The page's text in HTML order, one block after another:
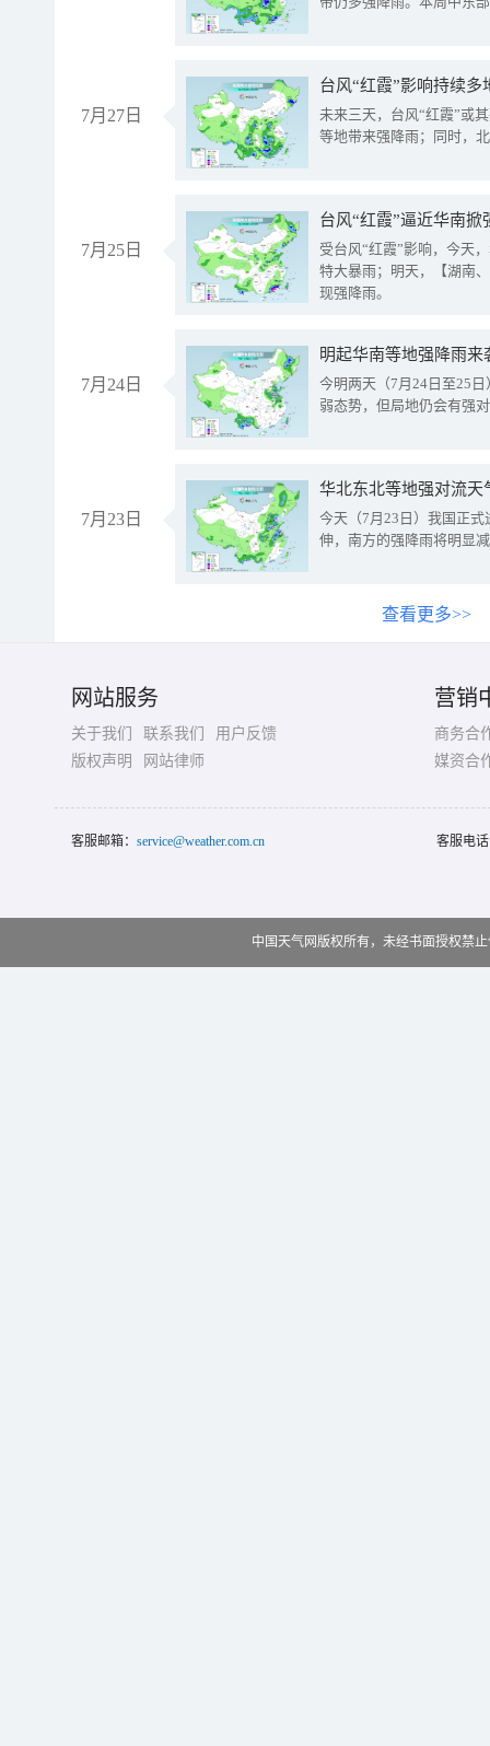
7月27日
台风“红霞”影响持续
未来三天，台风“红霞”或
等地带来强降雨；同时，
7月25日
台风“红霞”逼近华南
受台风“红霞”影响，今天
特大暴雨；明天，【湖南
现强降雨。
7月24日
明起华南等地强降雨
今明两天（7月24日至25
弱态势，但局地仍会有强
7月23日
华北东北等地强对流天
今天（7月23日）我国正
伸，南方的强降雨将明显
查看更多>>
网站服务
关于我们 联系我们
用户反馈
版权声明
网站律师
营销
商务合
媒资合
客服邮箱： service@weather.com.cn 客服电
中国天气网版权所有，未经书面授权